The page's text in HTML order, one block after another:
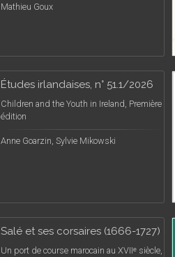
Mathieu Goux
Études irlandaises, n° 51.1/2026
Children and the Youth in Ireland, Première
édition
Anne Goarzin, Sylvie Mikowski
Salé et ses corsaires (1666-1727)
Un port de course marocain au XVIIᵉ siècle,